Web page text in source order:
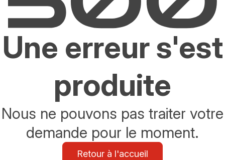
Une erreur s'est
produite
Nous ne pouvons pas traiter votre
demande pour le moment.
Retour à l'accueil